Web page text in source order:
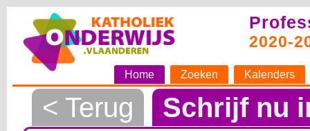
2020-
Home Zoeken Kalenders
< Terug Schrijf nu